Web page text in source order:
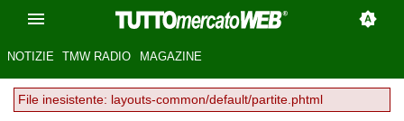
NOTIZIE TMW RADIO MAGAZINE
File inesistente: layouts-common/default/partite.phtml